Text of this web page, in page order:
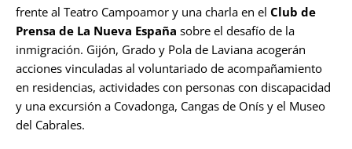
frente al Teatro Campoamor y una charla en el Club de
Prensa de La Nueva España sobre el desafío de la
inmigración. Gijón, Grado y Pola de Laviana acogerán
acciones vinculadas al voluntariado de acompañamiento
en residencias, actividades con personas con discapacidad
y una excursión a Covadonga, Cangas de Onís y el Museo
del Cabrales.